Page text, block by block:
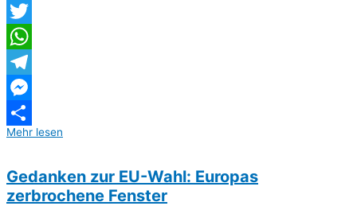
Facebook
Twitter
WhatsApp
Telegram
Messenger
Teilen
Mehr lesen
Gedanken zur EU-Wahl: Europas
zerbrochene Fenster